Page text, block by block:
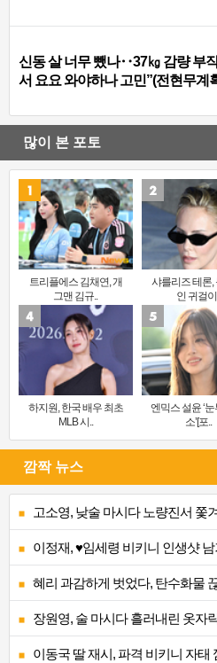
신동 살 너무 뺐나‥37㎏ 감량 부
서 요요 와야하나 고민”(전현무계
많이 본 포토
트리플에스 김채연, 개
그맨 김규..
샤를리즈 테론,
인 귀걸
하지원, 한국 배우 최초
MLB 시..
엔믹스 설윤 ‘눈
소’[포..
깜짝 뉴스
고소영, 낮술 마시다 노량진서 쫓
이정재, ♥임세령 비키니 인생샷
혜리 과감하게 벗었다, 탄수화물
장원영, 술 마시다 흘러내린 옷자
이동국 딸 재시, 파격 비키니 자